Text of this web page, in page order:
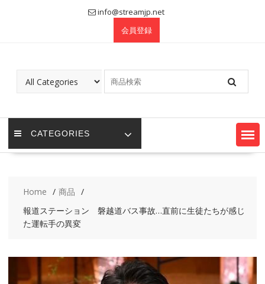
info@streamjp.net
会員登録
CATEGORIES
Home
商品
報道ステーション 磐越道バス事故…直前に生徒たちが感じ
た運転手の異変